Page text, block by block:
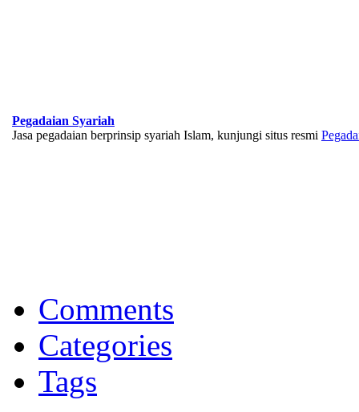
Pegadaian Syariah
Jasa pegadaian berprinsip syariah Islam, kunjungi situs resmi
Memberikan yang terbaik sesuai kaidah Islam, kunjungi situs resmi
Comments
Categories
Tags